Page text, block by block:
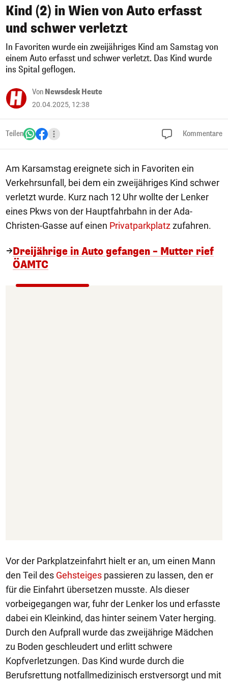
Kind (2) in Wien von Auto erfasst
und schwer verletzt
In Favoriten wurde ein zweijähriges Kind am Samstag von
einem Auto erfasst und schwer verletzt. Das Kind wurde
ins Spital geflogen.
Von Newsdesk Heute
20.04.2025, 12:38
Teilen Kommentare
Am Karsamstag ereignete sich in Favoriten ein
Verkehrsunfall, bei dem ein zweijähriges Kind schwer
verletzt wurde. Kurz nach 12 Uhr wollte der Lenker
eines Pkws von der Hauptfahrbahn in der Ada-
Christen-Gasse auf einen Privatparkplatzzufahren.
Dreijährige in Auto gefangen – Mutter rief
ÖAMTC
Vor der Parkplatzeinfahrt hielt er an, um einen Mann
den Teil des Gehsteiges passieren zu lassen, den er
für die Einfahrt übersetzen musste. Als dieser
vorbeigegangen war, fuhr der Lenker los und erfasste
dabei ein Kleinkind, das hinter seinem Vater herging.
Durch den Aufprall wurde das zweijährige Mädchen
zu Boden geschleudert und erlitt schwere
Kopfverletzungen. Das Kind wurde durch die
Berufsrettung notfallmedizinisch erstversorgt und mit